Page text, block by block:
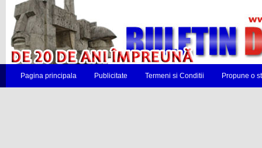
Pagina principala Publicitate Termeni si Conditii Propune o